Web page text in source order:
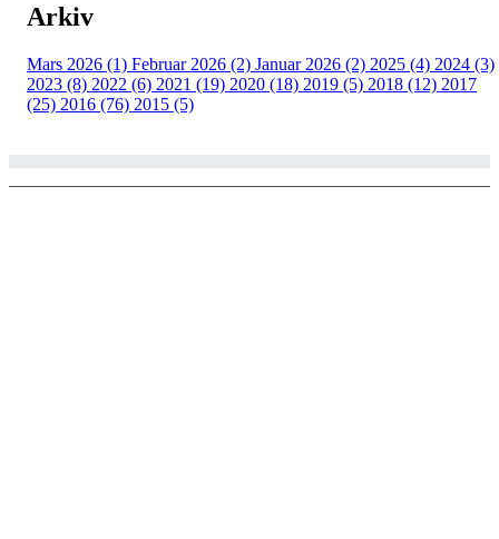
Arkiv
Mars 2026 (1) Februar 2026 (2) Januar 2026 (2) 2025 (4) 2024 (3)
2023 (8) 2022 (6) 2021 (19) 2020 (18) 2019 (5) 2018 (12) 2017
(25) 2016 (76) 2015 (5)